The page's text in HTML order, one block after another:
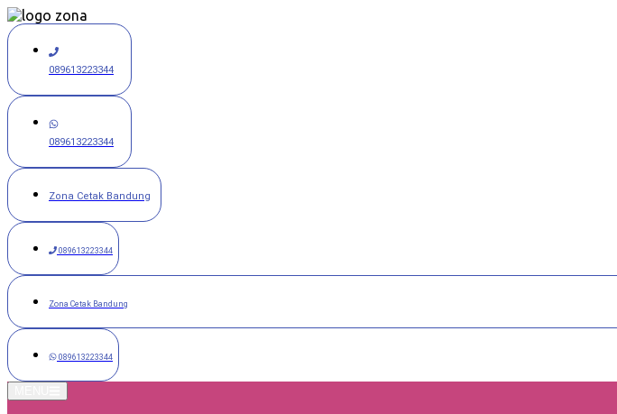
Langsung
ke
konten
089613223344
089613223344
Zona Cetak Bandung
089613223344
Zona Cetak Bandung
089613223344